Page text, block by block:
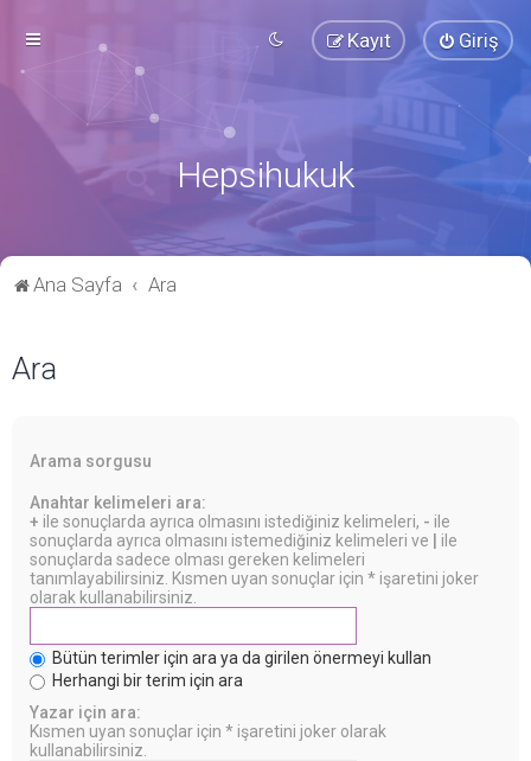
Giriş
Kayıt
Hepsihukuk
Ana Sayfa Ara
Ara
Arama sorgusu
Anahtar kelimeleri ara:
+ ile sonuçlarda ayrıca olmasını istediğiniz kelimeleri, - ile
sonuçlarda ayrıca olmasını istemediğiniz kelimeleri ve
ile
sonuçlarda sadece olması gereken kelimeleri
tanımlayabilirsiniz. Kısmen uyan sonuçlar için * işaretini joker
olarak kullanabilirsiniz.
Bütün terimler için ara ya da girilen önermeyi kullan
Herhangi bir terim için ara
Yazar için ara:
Kısmen uyan sonuçlar için * işaretini joker olarak
kullanabilirsiniz.